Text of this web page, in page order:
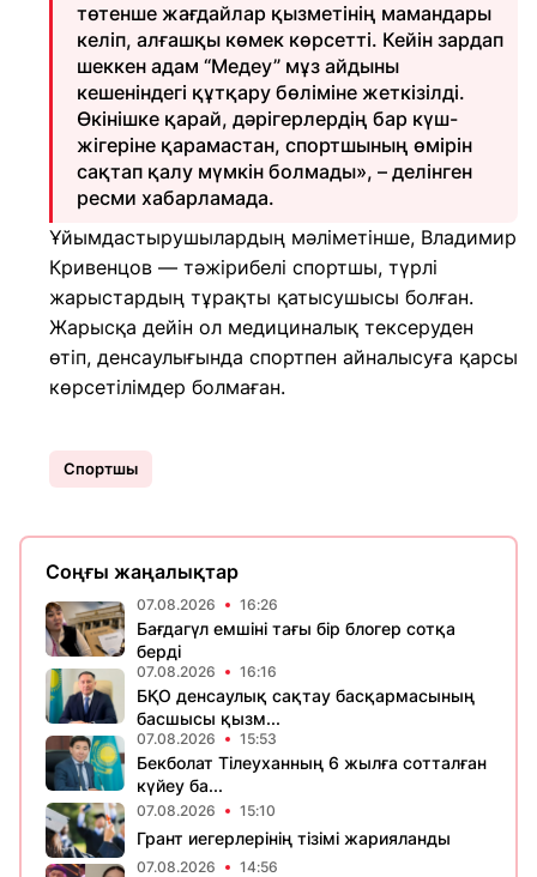
төтенше жағдайлар қызметінің мамандары
келіп, алғашқы көмек көрсетті. Кейін зардап
шеккен адам “Медеу” мұз айдыны
кешеніндегі құтқару бөліміне жеткізілді.
Өкінішке қарай, дәрігерлердің бар күш-
жігеріне қарамастан, спортшының өмірін
сақтап қалу мүмкін болмады», – делінген
ресми хабарламада.
Ұйымдастырушылардың мәліметінше, Владимир
Кривенцов — тәжірибелі спортшы, түрлі
жарыстардың тұрақты қатысушысы болған.
Жарысқа дейін ол медициналық тексеруден
өтіп, денсаулығында спортпен айналысуға қарсы
көрсетілімдер болмаған.
Спортшы
Соңғы жаңалықтар
07.08.2026 16:26
Бағдагүл емшіні тағы бір блогер сотқа
берді
07.08.2026 16:16
БҚО денсаулық сақтау басқармасының
басшысы қызм...
07.08.2026 15:53
Бекболат Тілеуханның 6 жылға сотталған
күйеу ба...
07.08.2026 15:10
Грант иегерлерінің тізімі жарияланды
07.08.2026 14:56